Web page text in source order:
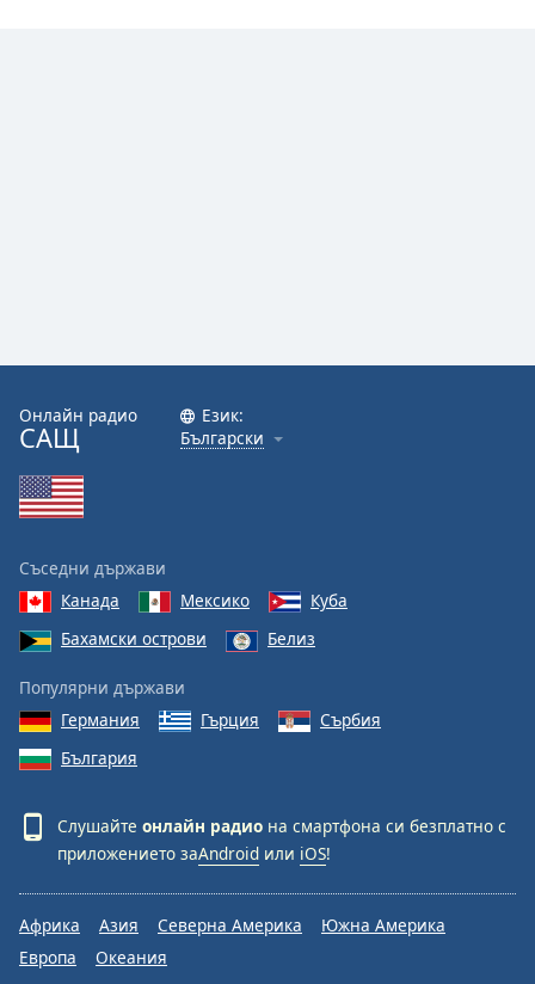
Онлайн радио
САЩ
Език:
Български
Съседни държави
Канада
Мексико
Куба
Бахамски острови
Белиз
Популярни държави
Германия
Гърция
Сърбия
България
Слушайте онлайн радио на смартфона си безплатно с
приложението заAndroid или iOS!
Африка Азия Северна Америка
Южна Америка
Европа
Океания